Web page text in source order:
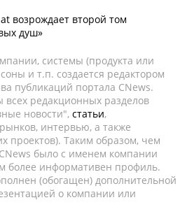
возрождает второй том
душ»
системы (продукта или
и т.п. создается редактором
публикаций портала CNews.
всех редакционных разделов
новости", статьи,
интервью, а также
проектов). Таким образом, чем
было с именем компании
более информативен профиль.
(обогащен) дополнительной
о компании или